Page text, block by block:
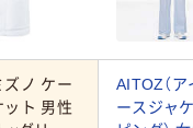
ズノ ケー
ット 男性
AITOZ（ア
ースジャ